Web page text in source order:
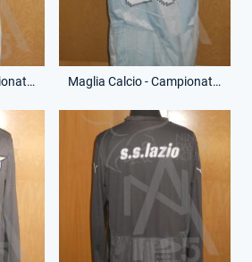
Maglia Calcio - Campionato Serie A - Lorenzo De Silvestri - 29 - (Fronte) Maglia Calcio - Campionato Serie A - Lorenzo De Silvestri - 29 - (Retro)